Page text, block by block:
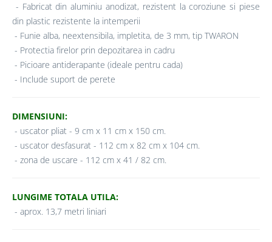
- Fabricat din aluminiu anodizat, rezistent la coroziune si piese
din plastic rezistente la intemperii
- Funie alba, neextensibila, impletita, de 3 mm, tip TWARON
- Protectia firelor prin depozitarea in cadru
- Picioare antiderapante (ideale pentru cada)
- Include suport de perete
DIMENSIUNI:
- uscator pliat - 9 cm x 11 cm x 150 cm.
- uscator desfasurat - 112 cm x 82 cm x 104 cm.
- zona de uscare - 112 cm x 41 / 82 cm.
LUNGIME TOTALA UTILA:
- aprox. 13,7 metri liniari